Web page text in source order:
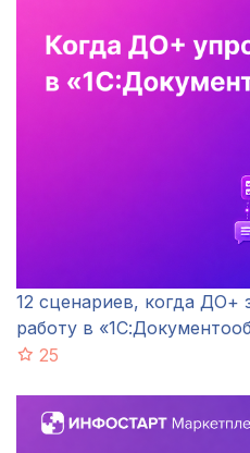
12 сценариев, когда ДО+
работу в
25